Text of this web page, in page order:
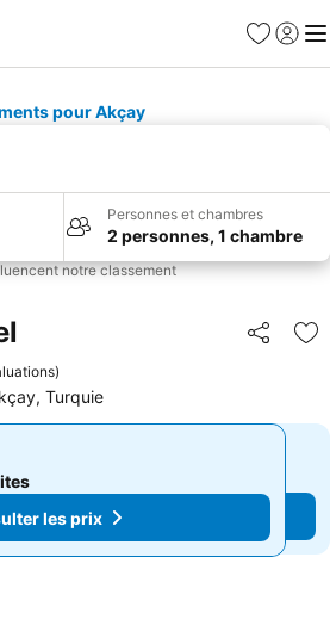
Favoris
Se
pour Akçay
Personnes et chambres
2 personnes, 1 chambre
notre classement
Partager
)
Turquie
les prix
les prix